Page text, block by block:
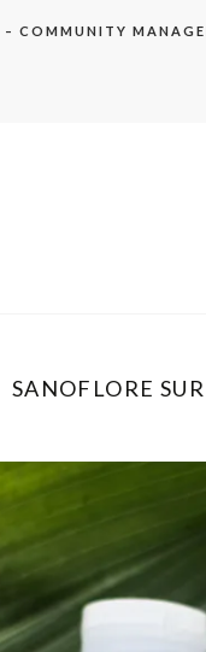
COMMUNITY
SANOFLORE